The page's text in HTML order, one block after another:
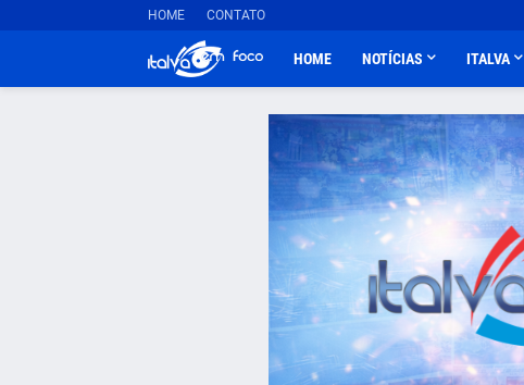
HOME CONTATO
HOME NOTÍCIAS ITALVA